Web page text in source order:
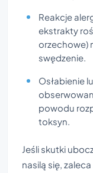
Reakcje
ekstrakty
orzechowe)
swędzenie.
Osłabienie
powodu
toksyn.
Jeśli skutki
nasilą się,